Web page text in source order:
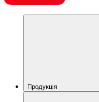
Продукція